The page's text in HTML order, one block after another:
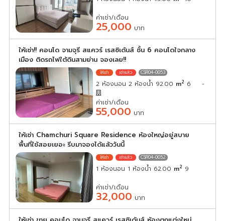
ค่าเช่า/เดือน
25,000 บาท
ให้เช่า!! คอนโด จามจุรี สแควร์ เรสซิเด้นส์ ชั้น 6 คอนโดใจกลาง
เมือง ติดรถไฟใต้ดินสามย่าน จองเลย!!
CSR04-0053
2 ห้องนอน 2 ห้องน้ำ 92.00 m2 6 -
ค่าเช่า/เดือน
55,000 บาท
ให้เช่า Chamchuri Square Residence ห้องใหญ่อยู่สบาย
พื้นที่ใช้สอยเยอะ รีบมาจองได้แล้ววันนี้
CSR04-0052
1 ห้องนอน 1 ห้องน้ำ 62.00 m2 9
ค่าเช่า/เดือน
32,000 บาท